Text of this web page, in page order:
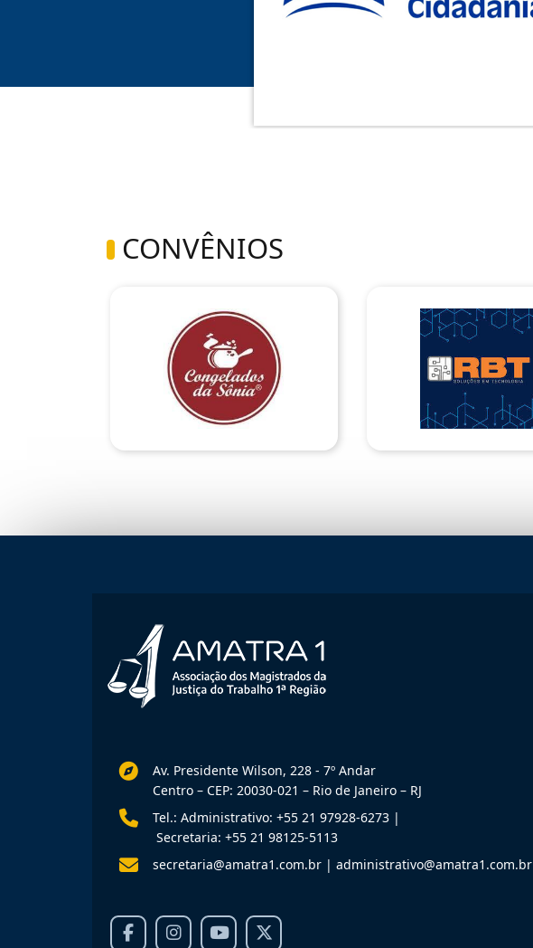
CONVÊNIOS
Av. Presidente Wilson, 228 - 7º Andar
Centro – CEP: 20030-021 – Rio de Janeiro – RJ
Tel.: Administrativo: +55 21 97928-6273 |
Secretaria: +55 21 98125-5113
secretaria@amatra1.com.br | administrativo@amatra1.com.br